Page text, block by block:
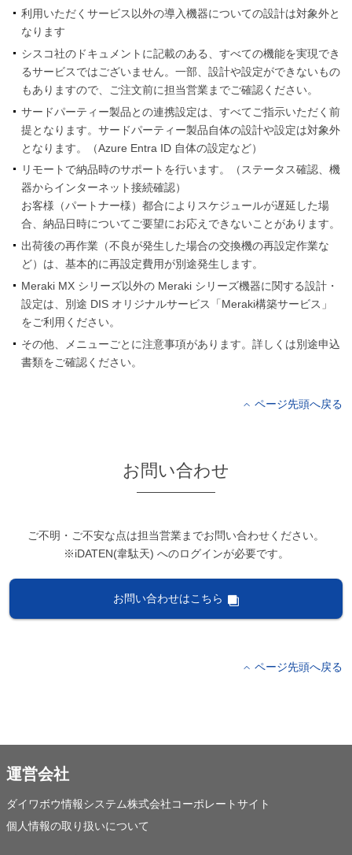
利用いただくサービス以外の導入機器についての設計は対象外と
なります
シスコ社のドキュメントに記載のある、すべての機能を実現でき
るサービスではございません。一部、設計や設定ができないもの
もありますので、ご注文前に担当営業までご確認ください。
サードパーティー製品との連携設定は、すべてご指示いただく前
提となります。サードパーティー製品自体の設計や設定は対象外
となります。（Azure Entra ID 自体の設定など）
リモートで納品時のサポートを行います。（ステータス確認、機
器からインターネット接続確認）
お客様（パートナー様）都合によりスケジュールが遅延した場
合、納品日時についてご要望にお応えできないことがあります。
出荷後の再作業（不良が発生した場合の交換機の再設定作業な
ど）は、基本的に再設定費用が別途発生します。
Meraki MX シリーズ以外の Meraki シリーズ機器に関する設計・
設定は、別途 DIS オリジナルサービス「Meraki構築サービス」
をご利用ください。
その他、メニューごとに注意事項があります。詳しくは別途申込
書類をご確認ください。
ページ先頭へ戻る
お問い合わせ
ご不明・ご不安な点は担当営業までお問い合わせください。
※iDATEN(韋駄天) へのログインが必要です。
お問い合わせはこちら
ページ先頭へ戻る
運営会社
ダイワボウ情報システム株式会社コーポレートサイト
個人情報の取り扱いについて